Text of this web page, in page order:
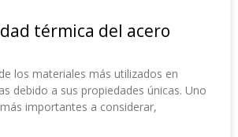
térmica del acero
los materiales más utilizados en
debido a sus propiedades únicas. Uno
importantes a considerar,